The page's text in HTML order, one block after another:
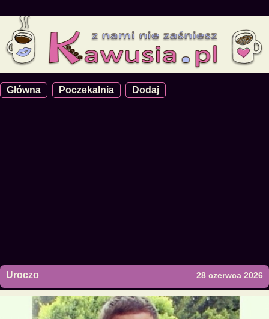
Główna Poczekalnia Dodaj
Uroczo 28 czerwca 2026